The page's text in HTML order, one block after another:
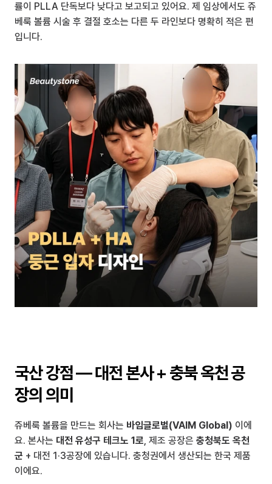
률이 PLLA 단독보다 낮다고 보고되고 있어요. 제 임상에서도 쥬
베룩 볼륨 시술 후 결절 호소는 다른 두 라인보다 명확히 적은 편
입니다.
국산 강점 — 대전 본사 + 충북 옥천 공
장의 의미
쥬베룩 볼륨을 만드는 회사는 바임글로벌(VAIM Global) 이에
요. 본사는 대전 유성구 테크노 1로, 제조 공장은 충청북도 옥천
군 + 대전 1·3공장에 있습니다. 충청권에서 생산되는 한국 제품
이에요.